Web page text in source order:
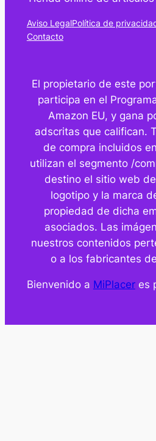
Aviso LegalPolítica de
Contacto
El propietario de este
participa en el
Amazon EU, y gana
adscritas que califican.
de compra incluidos
utilizan el segmento /
destino el sitio web
logotipo y la marca
propiedad de dicha
asociados. Las
nuestros contenidos
o a los fabricantes
Bienvenido a MiPlaceres